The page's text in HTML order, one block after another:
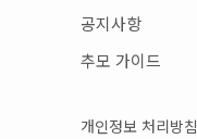
공지사항
추모 가이드
개인정보 처리방침